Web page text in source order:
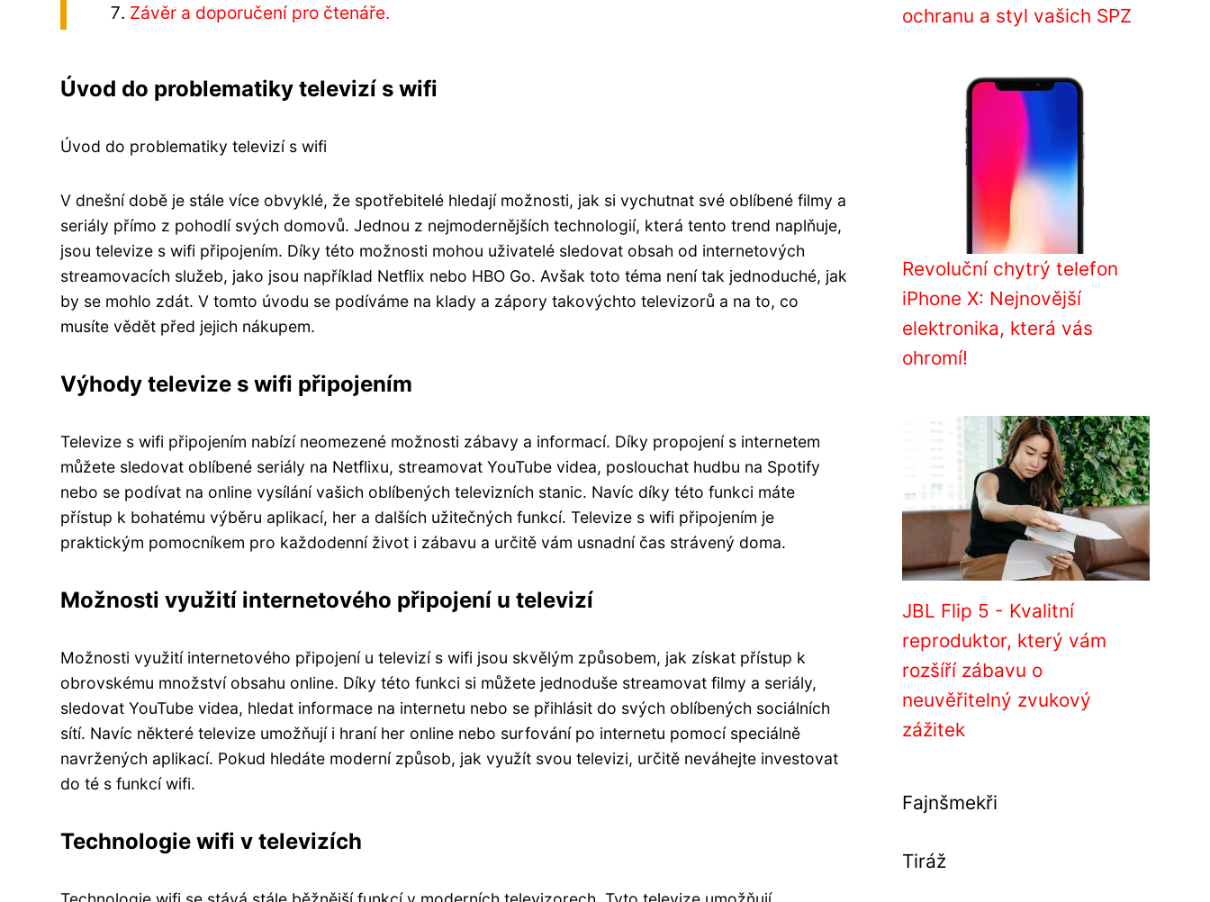
Závěr a doporučení pro čtenáře.
Úvod do problematiky televizí s wifi
Úvod do problematiky televizí s wifi
V dnešní době je stále více obvyklé, že spotřebitelé hledají možnosti, jak si vychutnat své oblíbené filmy a
seriály přímo z pohodlí svých domovů. Jednou z nejmodernějších technologií, která tento trend naplňuje,
jsou televize s wifi připojením. Díky této možnosti mohou uživatelé sledovat obsah od internetových
streamovacích služeb, jako jsou například Netflix nebo HBO Go. Avšak toto téma není tak jednoduché, jak
by se mohlo zdát. V tomto úvodu se podíváme na klady a zápory takovýchto televizorů a na to, co
musíte vědět před jejich nákupem.
Výhody televize s wifi připojením
Televize s wifi připojením nabízí neomezené možnosti zábavy a informací. Díky propojení s internetem
můžete sledovat oblíbené seriály na Netflixu, streamovat YouTube videa, poslouchat hudbu na Spotify
nebo se podívat na online vysílání vašich oblíbených televizních stanic. Navíc díky této funkci máte
přístup k bohatému výběru aplikací, her a dalších užitečných funkcí. Televize s wifi připojením je
praktickým pomocníkem pro každodenní život i zábavu a určitě vám usnadní čas strávený doma.
Možnosti využití internetového připojení u televizí
Možnosti využití internetového připojení u televizí s wifi jsou skvělým způsobem, jak získat přístup k
obrovskému množství obsahu online. Díky této funkci si můžete jednoduše streamovat filmy a seriály,
sledovat YouTube videa, hledat informace na internetu nebo se přihlásit do svých oblíbených sociálních
sítí. Navíc některé televize umožňují i hraní her online nebo surfování po internetu pomocí speciálně
navržených aplikací. Pokud hledáte moderní způsob, jak využít svou televizi, určitě neváhejte investovat
do té s funkcí wifi.
Technologie wifi v televizích
ochranu a styl vašich SPZ
Revoluční chytrý telefon
iPhone X: Nejnovější
elektronika, která vás
ohromí!
JBL Flip 5 - Kvalitní
reproduktor, který vám
rozšíří zábavu o
neuvěřitelný zvukový
zážitek
Fajnšmekři
Tiráž